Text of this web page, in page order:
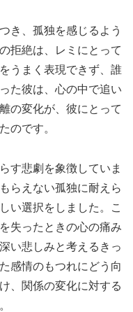
き、孤独を感じるよう
拒絶は、レミにとって
うまく表現できず、誰
た彼は、心の中で追い
の変化が、彼にとって
のです。
す悲劇を象徴していま
らえない孤独に耐えら
い選択をしました。こ
失ったときの心の痛み
い悲しみと考えるきっ
感情のもつれにどう向
、関係の変化に対する